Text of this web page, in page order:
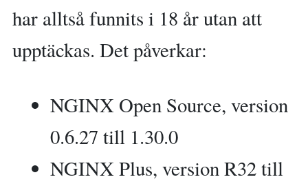
har alltså funnits i 18 år utan att
upptäckas. Det påverkar:
NGINX Open Source, version
0.6.27 till 1.30.0
NGINX Plus, version R32 till